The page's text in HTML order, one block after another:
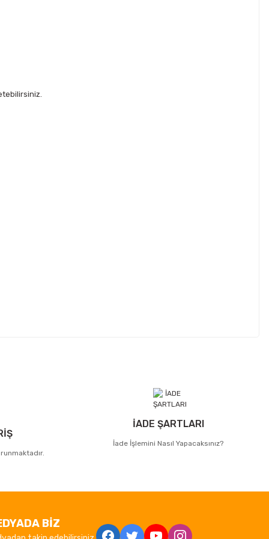
İADE ŞARTLARI
İade İşlemini Nasıl Yapacaksınız?
BİZ